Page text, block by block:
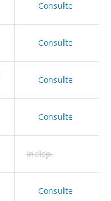
Consulte
Consulte
Consulte
Consulte
Indisp.
Consulte